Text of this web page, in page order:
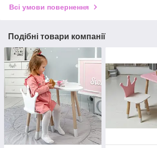
Всі умови повернення
Подібні товари компанії